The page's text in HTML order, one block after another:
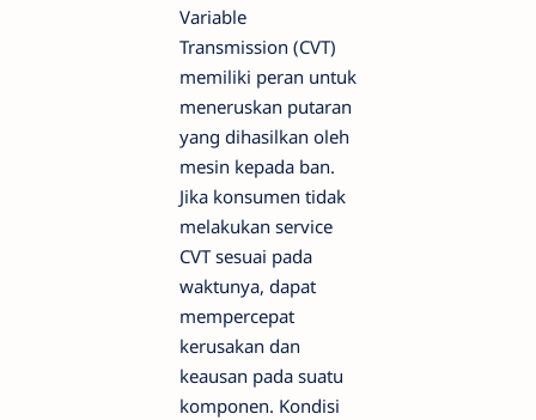
Variable
Transmission (CVT)
memiliki peran untuk
meneruskan putaran
yang dihasilkan oleh
mesin kepada ban.
Jika konsumen tidak
melakukan service
CVT sesuai pada
waktunya, dapat
mempercepat
kerusakan dan
keausan pada suatu
komponen. Kondisi